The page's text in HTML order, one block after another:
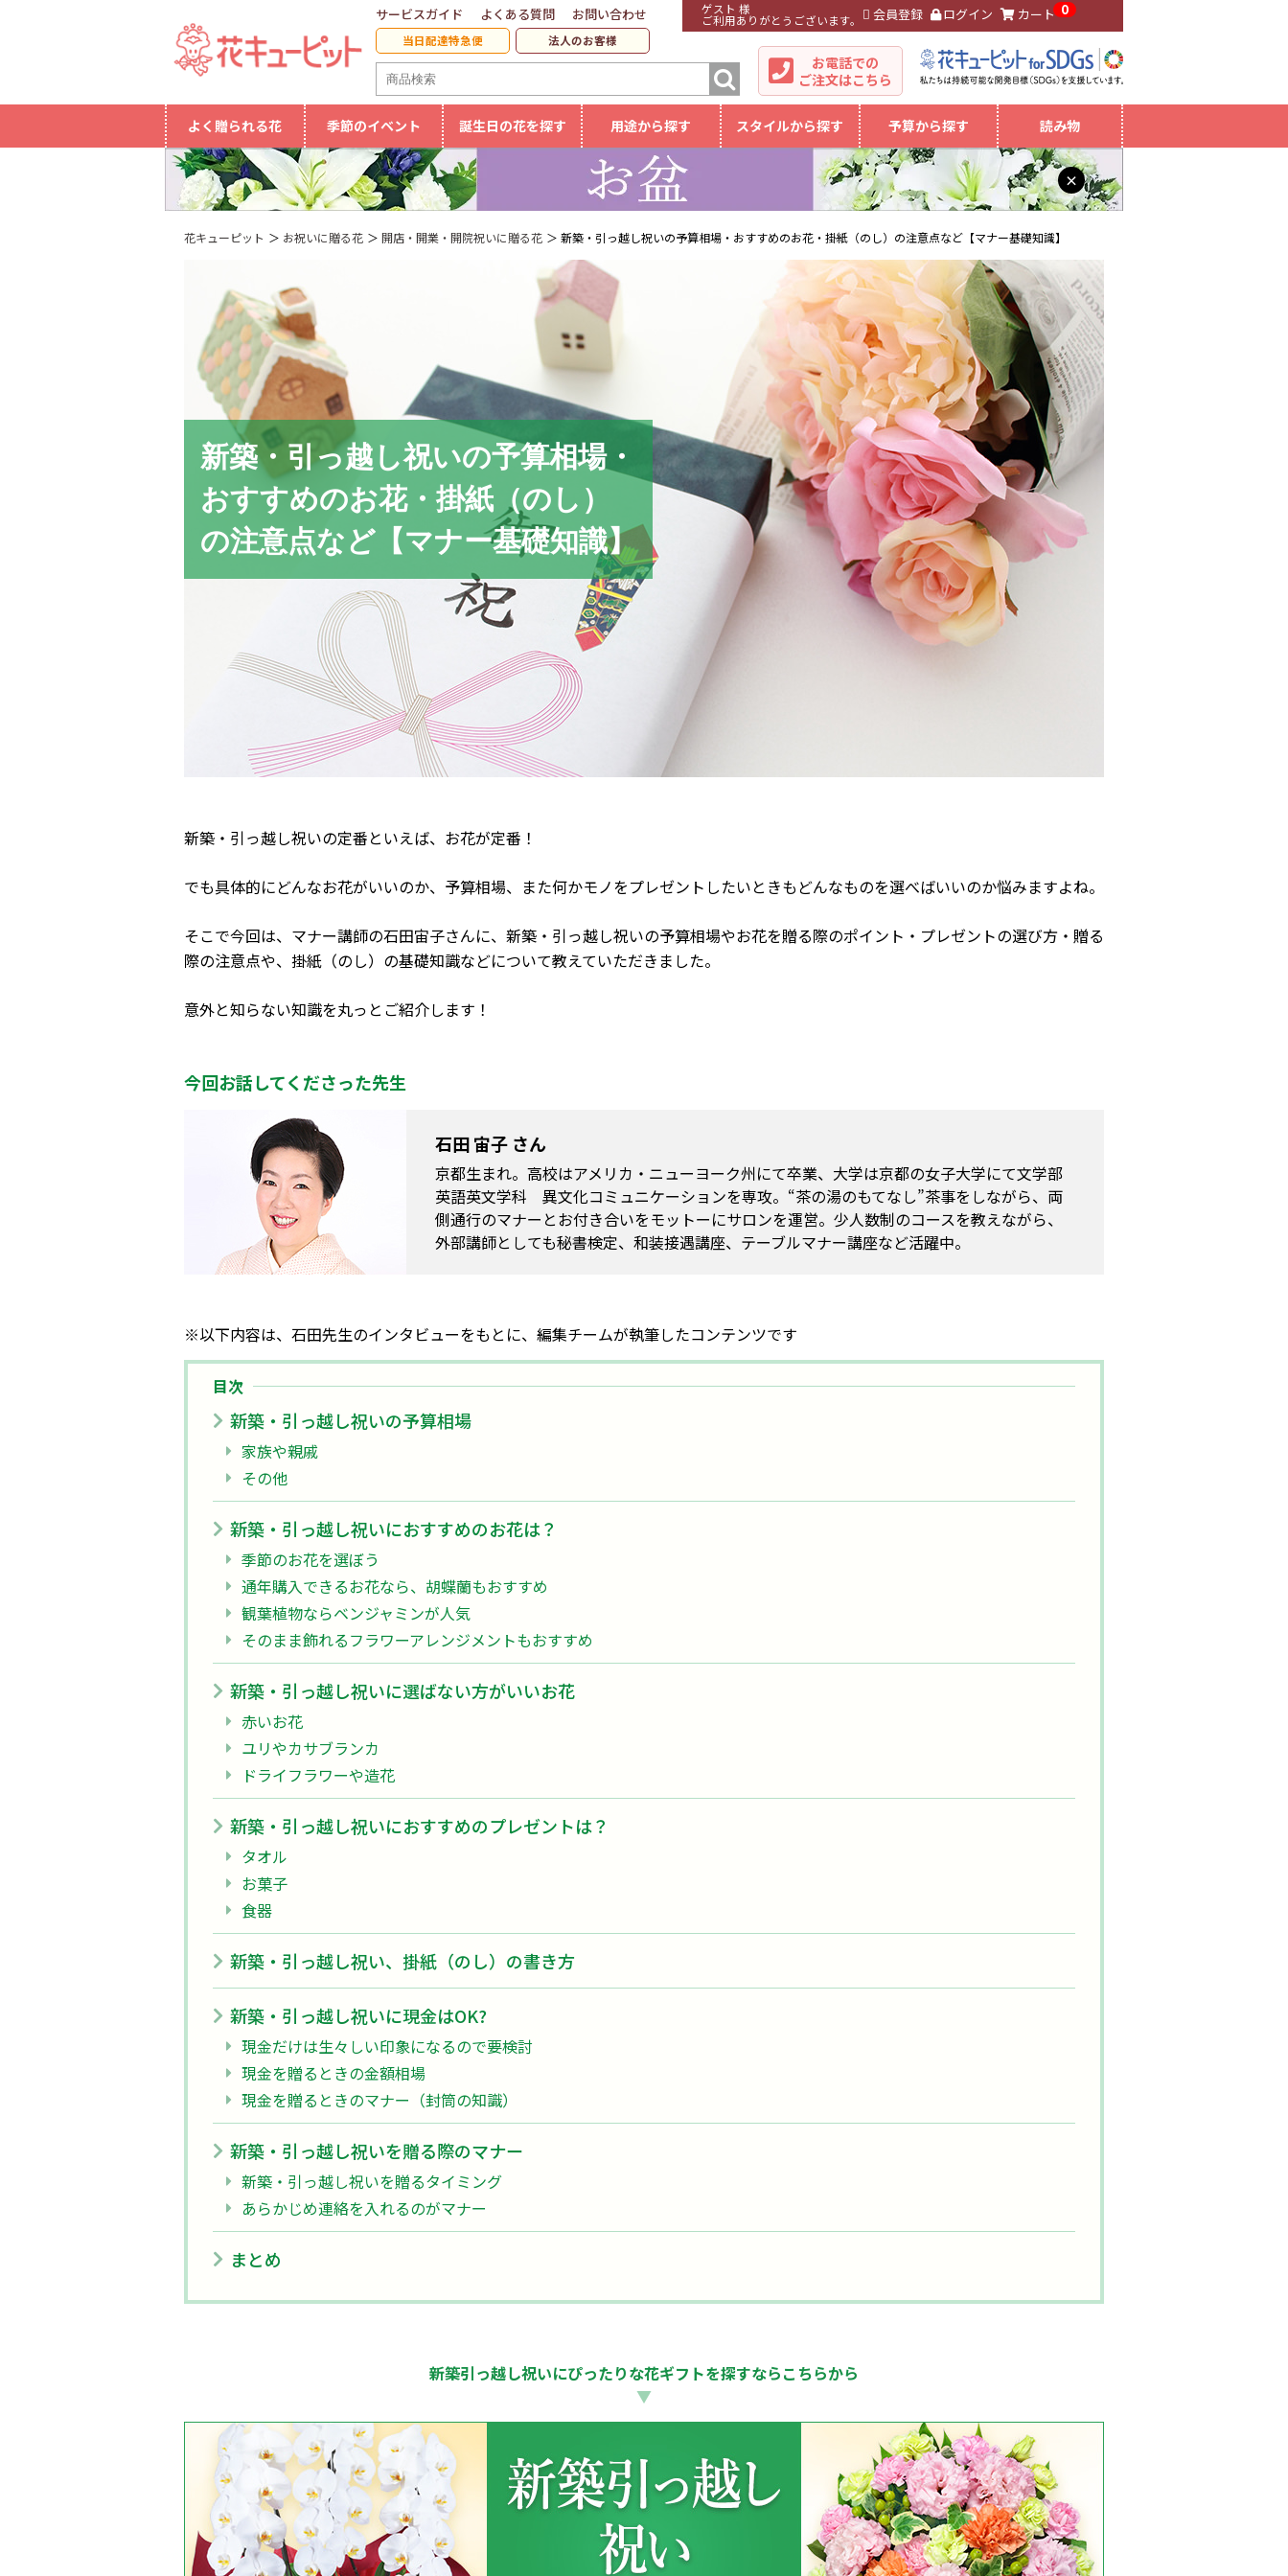
ゲスト 様
ご利用ありがとうございます。 会員登録 ログイン カート 0
サービスガイド よくある質問 お問い合わせ
当日配達特急便 法人のお客様
お電話での
ご注文はこちら
よく贈られる花 季節のイベント 誕生日の花を探す 用途から探す スタイルから探す 予算から探す 読み物
×
花キューピット お祝いに贈る花 開店・開業・開院祝いに贈る花 新築・引っ越し祝いの予算相場・おすすめのお花・掛紙（のし）の注意点など【マナー基礎知識】
新築・引っ越し祝いの予算相場・
おすすめのお花・掛紙（のし）
の注意点など 【マナー基礎知識】
新築・引っ越し祝いの定番といえば、お花が定番！
でも具体的にどんなお花がいいのか、予算相場、また何かモノをプレゼントしたいときもどんなものを選べばいいのか悩みますよね。
そこで今回は、マナー講師の石田宙子さんに、新築・引っ越し祝いの予算相場やお花を贈る際のポイント・プレゼントの選び方・贈る
際の注意点や、掛紙（のし）の基礎知識などについて教えていただきました。
意外と知らない知識を丸っとご紹介します！
今回お話してくださった先生
石田 宙子 さん
京都生まれ。高校はアメリカ・ニューヨーク州にて卒業、大学は京都の女子大学にて文学部
英語英文学科 異文化コミュニケーションを専攻。“茶の湯のもてなし”茶事をしながら、両
側通行のマナーとお付き合いをモットーにサロンを運営。少人数制のコースを教えながら、
外部講師としても秘書検定、和装接遇講座、テーブルマナー講座など活躍中。
※以下内容は、石田先生のインタビューをもとに、編集チームが執筆したコンテンツです
目次
新築・引っ越し祝いの予算相場
家族や親戚
その他
新築・引っ越し祝いにおすすめのお花は？
季節のお花を選ぼう
通年購入できるお花なら、胡蝶蘭もおすすめ
観葉植物ならベンジャミンが人気
そのまま飾れるフラワーアレンジメントもおすすめ
新築・引っ越し祝いに選ばない方がいいお花
赤いお花
ユリやカサブランカ
ドライフラワーや造花
新築・引っ越し祝いにおすすめのプレゼントは？
タオル
お菓子
食器
新築・引っ越し祝い、掛紙（のし）の書き方
新築・引っ越し祝いに現金はOK?
現金だけは生々しい印象になるので要検討
現金を贈るときの金額相場
現金を贈るときのマナー（封筒の知識）
新築・引っ越し祝いを贈る際のマナー
新築・引っ越し祝いを贈るタイミング
あらかじめ連絡を入れるのがマナー
まとめ
新築引っ越し祝いにぴったりな花ギフトを探すならこちらから
▼